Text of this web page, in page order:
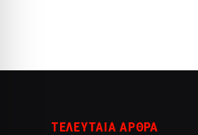
ΤΕΛΕΥΤΑΙΑ ΑΡΘΡΑ